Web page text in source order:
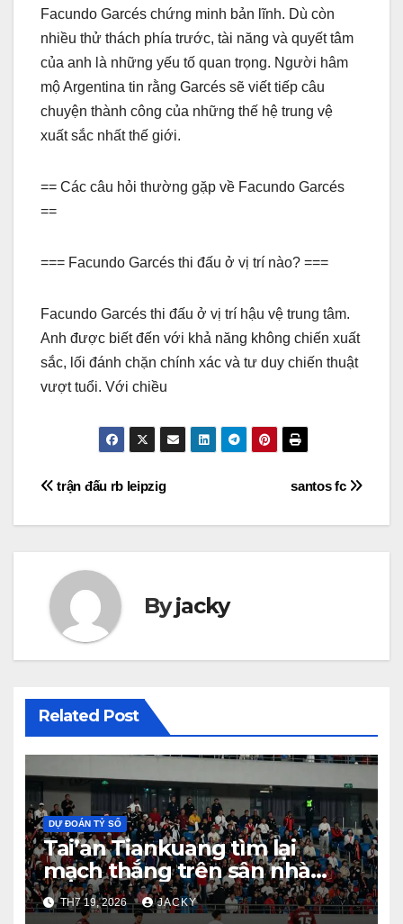
Facundo Garcés chứng minh bản lĩnh. Dù còn
nhiều thử thách phía trước, tài năng và quyết tâm
của anh là những yếu tố quan trọng. Người hâm
mộ Argentina tin rằng Garcés sẽ viết tiếp câu
chuyện thành công của những thế hệ trung vệ
xuất sắc nhất thế giới.
== Các câu hỏi thường gặp về Facundo Garcés
==
=== Facundo Garcés thi đấu ở vị trí nào? ===
Facundo Garcés thi đấu ở vị trí hậu vệ trung tâm.
Anh được biết đến với khả năng không chiến xuất
sắc, lối đánh chặn chính xác và tư duy chiến thuật
vượt tuổi. Với chiều
Điều
hướng
bài
viết
santos fc
trận đấu rb leipzig
Byjacky
Related Post
DỰ ĐOÁN TỶ SỐ
Tai’an Tiankuang tìm lại
mạch thắng trên sân nhà
Taishan
TH7 19, 2026 JACKY